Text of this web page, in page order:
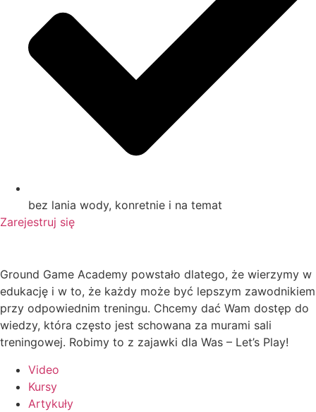
bez lania wody, konretnie i na temat
Zarejestruj się
Ground Game Academy powstało dlatego, że wierzymy w
edukację i w to, że każdy może być lepszym zawodnikiem
przy odpowiednim treningu. Chcemy dać Wam dostęp do
wiedzy, która często jest schowana za murami sali
treningowej. Robimy to z zajawki dla Was – Let’s Play!
Video
Kursy
Artykuły